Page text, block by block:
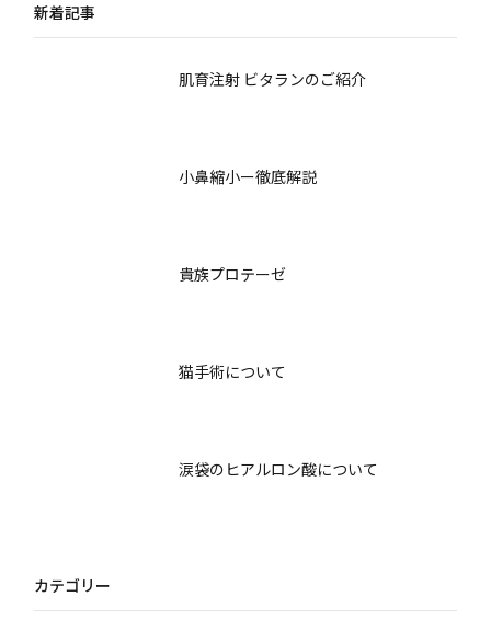
新着記事
肌育注射 ビタランのご紹介
小鼻縮小ー徹底解説
貴族プロテーゼ
猫手術について
涙袋のヒアルロン酸について
カテゴリー